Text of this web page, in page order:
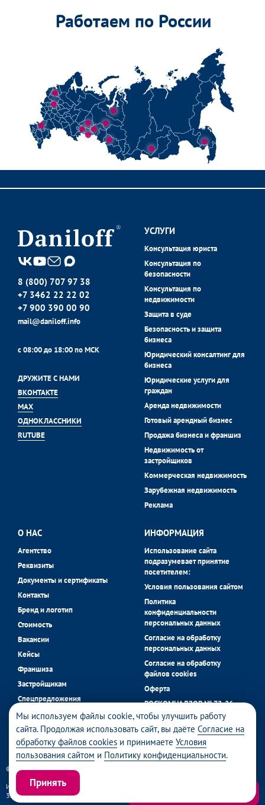
Работаем по России
Мы используем файлы cookie, чтобы улучшить работу
сайта. Продолжая использовать сайт, вы даёте Согласие на
обработку файлов cookies и принимаете Условия
пользования сайтом и Политику конфиденциальности.
Принять
8 (800) 707 97 38
+7 3462 22 22 02
+7 900 390 00 90
mail@daniloff.info
с 08:00 до 18:00 по МСК
ДРУЖИТЕ С НАМИ
ВКОНТАКТЕ
MAX
ОДНОКЛАССНИКИ
RUTUBE
УСЛУГИ
Консультация юриста
Консультация по
безопасности
Консультация по
недвижимости
Защита в суде
Безопасность и защита
бизнеса
Юридический консалтинг для
бизнеса
Юридические услуги для
граждан
Аренда недвижимости
Готовый арендный бизнес
Продажа бизнеса и франшиз
Недвижимость от
застройщиков
Коммерческая недвижимость
Зарубежная недвижимость
Реклама
О НАС
Агентство
Реквизиты
Документы и сертификаты
Контакты
Бренд и логотип
Стоимость
Вакансии
Кейсы
Франшиза
Застройщикам
Спецпредложения
Блог
ИНФОРМАЦИЯ
Использование сайта
подразумевает принятие
посетителем:
Условия пользования сайтом
Политика
конфиденциальности
персональных данных
Согласие на обработку
персональных данных
Согласие на обработку
файлов cookies
Оферта
РОСКОМНАДЗОР № 72-26-
058056 в реестре операторов
персональных данных.
© 2026 Daniloff | Все права защищены
ИП Данилов Алексей Сергеевич | ИНН: 450132109945 | ОГРНИП:
325723200072466